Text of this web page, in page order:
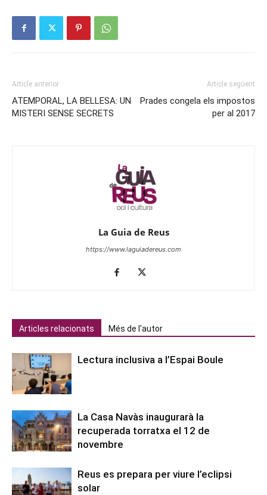
Article anterior
ATEMPORAL, LA BELLESA: UN
MISTERI SENSE SECRETS
Article següent
Prades congela els impostos
per al 2017
La Guia de Reus
https://www.laguiadereus.com
Articles relacionats Més de l'autor
Lectura inclusiva a l’Espai Boule
La Casa Navàs inaugurarà la
recuperada torratxa el 12 de
novembre
Reus es prepara per viure l’eclipsi
solar